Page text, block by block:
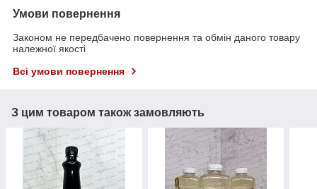
Умови повернення
Законом не передбачено повернення та обмін даного товару
належної якості
Всі умови повернення
З цим товаром також замовляють